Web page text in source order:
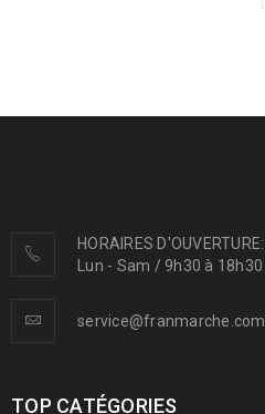
HORAIRES D'OUVERTURE:
Lun - Sam / 9h30 à 18h30
service@franmarche.com
TOP CATÉGORIES